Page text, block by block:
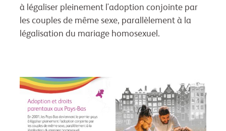
à légaliser pleinement l'adoption conjointe par
les couples de même sexe, parallèlement à la
légalisation du mariage homosexuel.